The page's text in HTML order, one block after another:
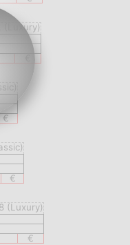
€
€
€